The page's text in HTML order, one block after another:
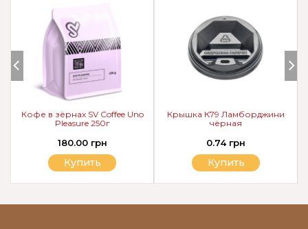
Крышка К79 Ламборджини
чёрная
0.74 грн
Купить
Кофе в зёрнах SV Coffee Uno
Pleasure 250г
180.00 грн
Купить